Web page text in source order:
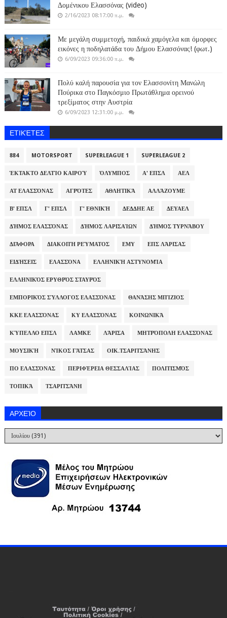
Δομένικου Ελασσόνας (video)
2/16/2023 08:17:00 π.μ.
Με μεγάλη συμμετοχή, παιδικά χαμόγελα και όμορφες
εικόνες η ποδηλατάδα του Δήμου Ελασσόνας! (φωτ.)
6/09/2023 09:36:00 π.μ.
Πολύ καλή παρουσία για τον Ελασσονίτη Μανώλη
Πούρικα στο Παγκόσμιο Πρωτάθλημα ορεινού
τρεξίματος στην Αυστρία
6/09/2023 12:31:00 μ.μ.
ΕΤΙΚΈΤΕΣ
884 MOTORSPORT SUPERLEAGUE 1 SUPERLEAGUE 2
ΈΚΤΑΚΤΟ ΔΕΛΤΊΟ ΚΑΙΡΟΎ ΌΛΥΜΠΟΣ Α' ΕΠΣΛ ΑΕΛ
ΑΤ ΕΛΑΣΣΌΝΑΣ ΑΓΡΌΤΕΣ ΑΘΛΗΤΙΚΆ ΑΛΛΆΖΟΥΜΕ
Β' ΕΠΣΛ Γ' ΕΠΣΛ Γ' ΕΘΝΙΚΉ ΔΕΔΔΗΕ ΑΕ ΔΕΥΑΕΛ
ΔΉΜΟΣ ΕΛΑΣΣΌΝΑΣ ΔΉΜΟΣ ΛΑΡΙΣΑΊΩΝ ΔΉΜΟΣ ΤΥΡΝΆΒΟΥ
ΔΙΆΦΟΡΑ ΔΙΑΚΟΠΉ ΡΕΎΜΑΤΟΣ ΕΜΥ ΕΠΣ ΛΆΡΙΣΑΣ
ΕΙΔΉΣΕΙΣ ΕΛΑΣΣΌΝΑ ΕΛΛΗΝΙΚΉ ΑΣΤΥΝΟΜΊΑ
ΕΛΛΗΝΙΚΌΣ ΕΡΥΘΡΌΣ ΣΤΑΥΡΌΣ
ΕΜΠΟΡΙΚΌΣ ΣΎΛΛΟΓΟΣ ΕΛΑΣΣΌΝΑΣ ΘΑΝΆΣΗΣ ΜΠΊΖΙΟΣ
ΚΚΕ ΕΛΑΣΣΌΝΑΣ ΚΥ ΕΛΑΣΣΌΝΑΣ ΚΟΙΝΩΝΙΚΆ
ΚΎΠΕΛΛΟ ΕΠΣΛ ΛΑΜΚΕ ΛΆΡΙΣΑ ΜΗΤΡΌΠΟΛΗ ΕΛΑΣΣΌΝΑΣ
ΜΟΥΣΙΚΉ ΝΊΚΟΣ ΓΆΤΣΑΣ ΟΙΚ.ΤΣΑΡΙΤΣΆΝΗΣ
ΠΟ ΕΛΑΣΣΌΝΑΣ ΠΕΡΙΦΈΡΕΙΑ ΘΕΣΣΑΛΊΑΣ ΠΟΛΙΤΙΣΜΌΣ
ΤΟΠΙΚΆ ΤΣΑΡΙΤΣΆΝΗ
ΑΡΧΕΊΟ